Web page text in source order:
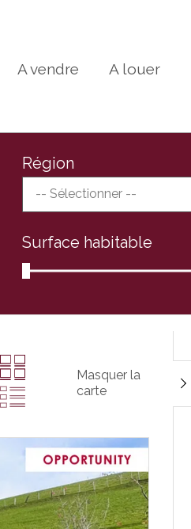
A vendre A louer
Région
-- Sélectionner --
Surface habitable
Masquer la
carte